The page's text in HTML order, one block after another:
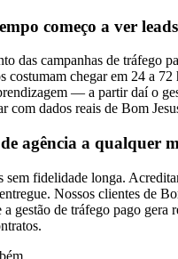
começo a ver
das campanhas de tráfego
costumam chegar em 24 a
— a partir daí o
com dados reais de Bom
agência a qualquer
sem fidelidade longa.
Nossos clientes de
gestão de tráfego pago gera